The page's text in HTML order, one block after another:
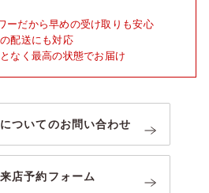
ーだから早めの受け取りも安心
配送にも対応
なく最高の状態でお届け
ついてのお問い合わせ
店予約フォーム